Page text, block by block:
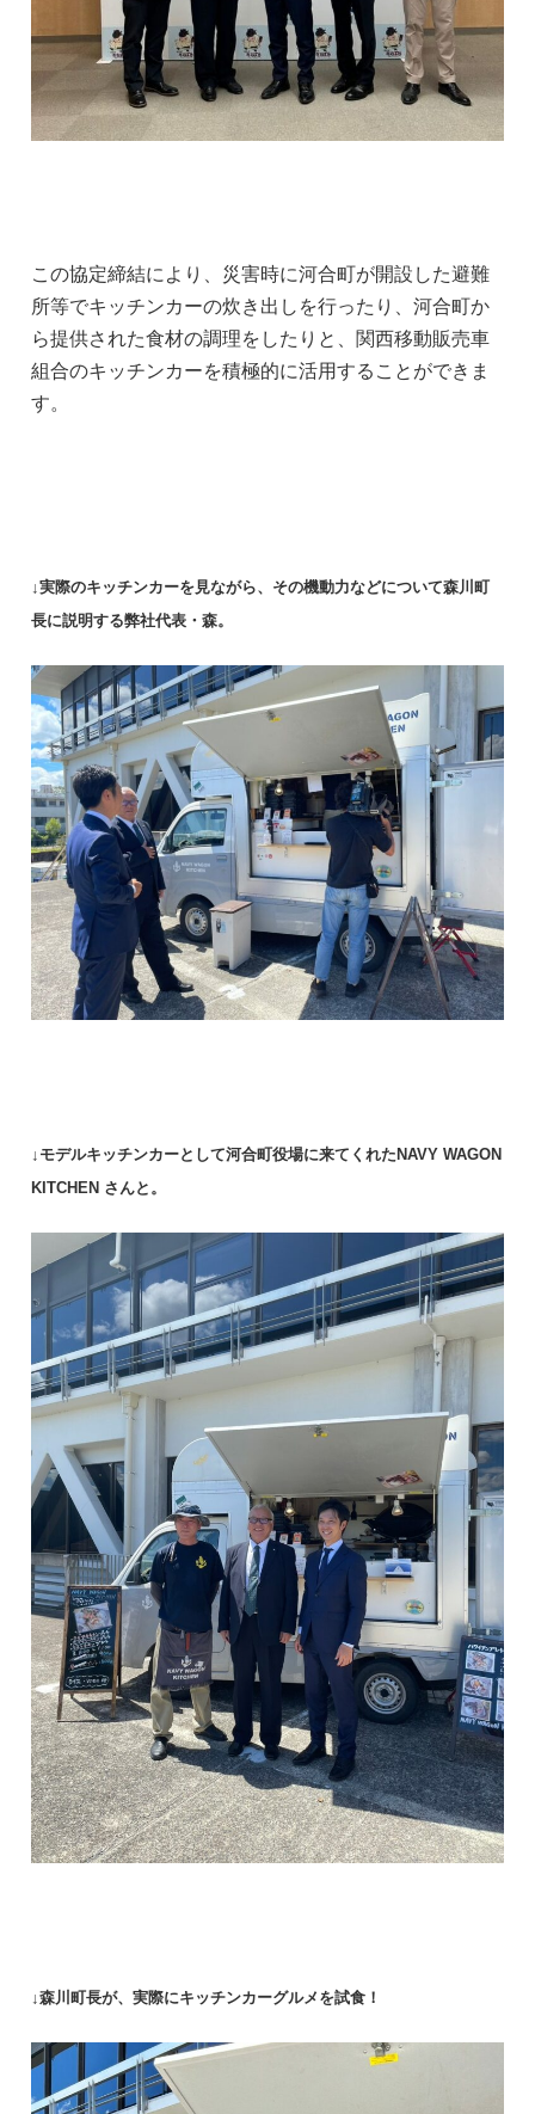
この協定締結により、災害時に河合町が開設した避難
所等でキッチンカーの炊き出しを行ったり、河合町か
ら提供された食材の調理をしたりと、関西移動販売車
組合のキッチンカーを積極的に活用することができま
す。
↓実際のキッチンカーを見ながら、その機動力などについて森川町
長に説明する弊社代表・森。
↓モデルキッチンカーとして河合町役場に来てくれたNAVY WAGON
KITCHEN さんと。
↓森川町長が、実際にキッチンカーグルメを試食！